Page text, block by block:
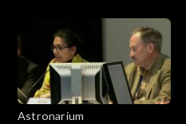
Astronarium